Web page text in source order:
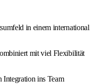
in einem international
mit viel Flexibilität
Integration ins Team